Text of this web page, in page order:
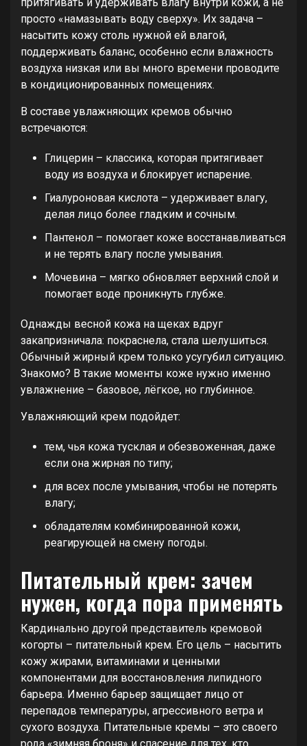
просто «намазывать воду сверху». Их задача –
насытить кожу столь нужной ей влагой,
поддерживать баланс, особенно если влажность
воздуха низкая или вы много времени проводите
в кондиционированных помещениях.
В составе увлажняющих кремов обычно
встречаются:
Глицерин – классика, которая притягивает
воду из воздуха и блокирует испарение.
Гиалуроновая кислота – удерживает влагу,
делая лицо более гладким и сочным.
Пантенол – помогает коже восстанавливаться
и не терять влагу после умывания.
Мочевина – мягко обновляет верхний слой и
помогает воде проникнуть глубже.
Однажды весной кожа на щеках вдруг
закапризничала: покраснела, стала шелушиться.
Обычный жирный крем только усугубил ситуацию.
Знакомо? В такие моменты коже нужно именно
увлажнение – базовое, лёгкое, но глубинное.
Увлажняющий крем подойдет:
тем, чья кожа тусклая и обезвоженная, даже
если она жирная по типу;
для всех после умывания, чтобы не потерять
влагу;
обладателям комбинированной кожи,
реагирующей на смену погоды.
Питательный крем: зачем
нужен, когда пора применять
Кардинально другой представитель кремовой
когорты – питательный крем. Его цель – насытить
кожу жирами, витаминами и ценными
компонентами для восстановления липидного
барьера. Именно барьер защищает лицо от
перепадов температуры, агрессивного ветра и
сухого воздуха. Питательные кремы – это своего
рода «зимняя броня» и спасение для тех, кто